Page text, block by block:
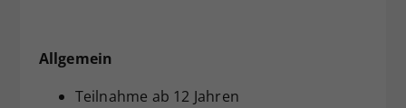
Allgemein
Teilnahme ab 12 Jahren